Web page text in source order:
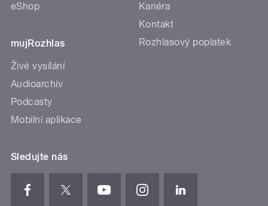
eShop
mujRozhlas
Živé vysílání
Audioarchiv
Podcasty
Mobilní aplikace
Kariéra
Kontakt
Rozhlasový poplatek
Sledujte nás